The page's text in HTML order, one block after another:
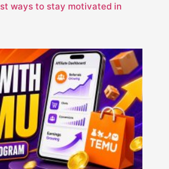
ways to stay motivated in